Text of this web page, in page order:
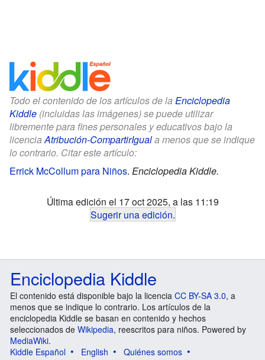
Todo el contenido de los artículos de la Enciclopedia
Kiddle (incluidas las imágenes) se puede utilizar
libremente para fines personales y educativos bajo la
licencia Atribución-CompartirIguala menos que se indique
lo contrario. Citar este artículo:
Errick McCollum para Niños. Enciclopedia Kiddle.
Última edición el 17 oct 2025, a las 11:19
Sugerir una edición.
Enciclopedia Kiddle
El contenido está disponible bajo la licencia CC BY-SA 3.0, a
menos que se indique lo contrario. Los artículos de la
enciclopedia Kiddle se basan en contenido y hechos
seleccionados de Wikipedia, reescritos para niños. Powered by
MediaWiki.
Kiddle Español
English
Quiénes somos